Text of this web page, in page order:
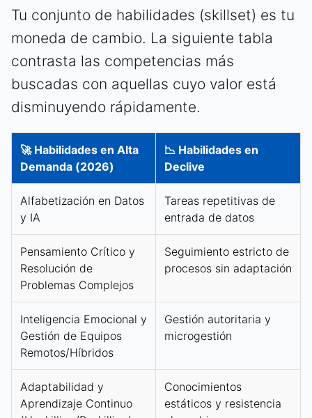
Tu conjunto de habilidades (skillset) es tu
moneda de cambio. La siguiente tabla
contrasta las competencias más
buscadas con aquellas cuyo valor está
disminuyendo rápidamente.
🚀 Habilidades en Alta
Demanda (2026)
📉 Habilidades en
Declive
Alfabetización en Datos
y IA
Tareas repetitivas de
entrada de datos
Pensamiento Crítico y
Resolución de
Problemas Complejos
Seguimiento estricto de
procesos sin adaptación
Inteligencia Emocional y
Gestión de Equipos
Remotos/Híbridos
Gestión autoritaria y
microgestión
Adaptabilidad y
Aprendizaje Continuo
Conocimientos
estáticos y resistencia